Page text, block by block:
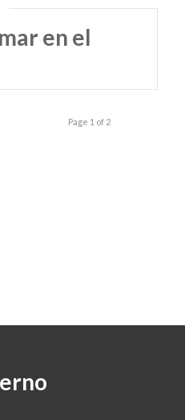
en el
Page 1 of 2